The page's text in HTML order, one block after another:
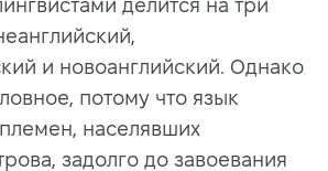
делится на три
и новоанглийский. Однако
потому что язык
населявших
задолго до завоевания